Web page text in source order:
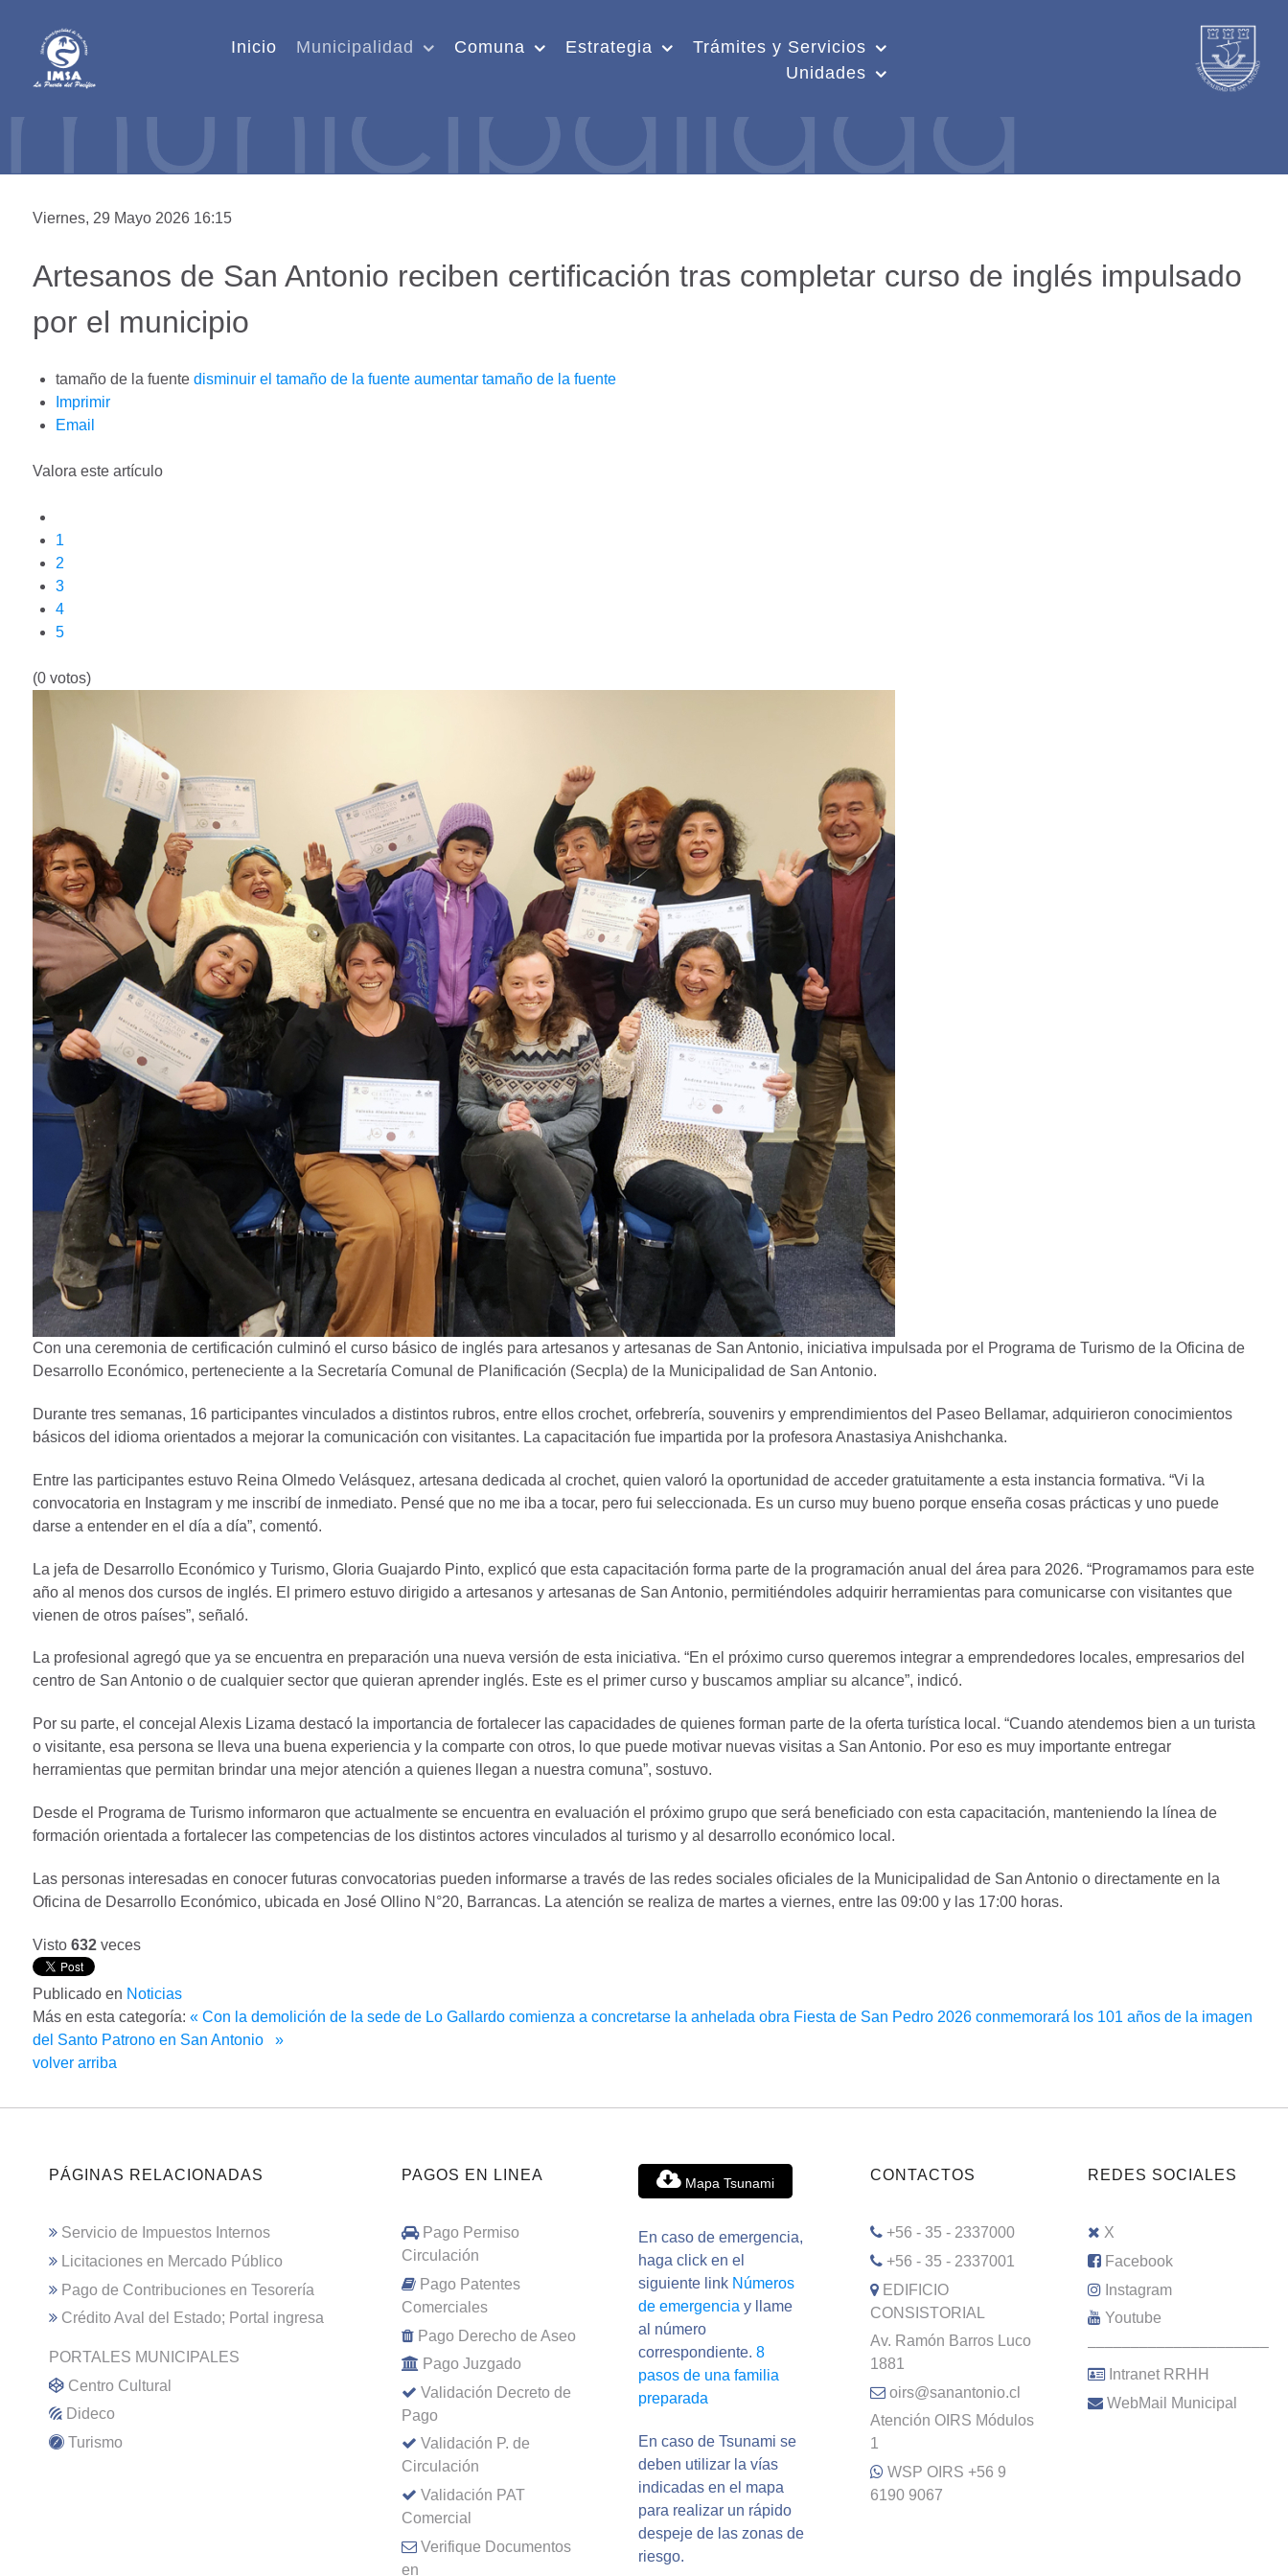
Inicio Municipalidad Comuna Estrategia
Trámites y Servicios
Unidades
Viernes, 29 Mayo 2026 16:15
Artesanos de San Antonio reciben certificación tras completar curso de inglés impulsado
por el municipio
tamaño de la fuente disminuir el tamaño de la fuente aumentar tamaño de la fuente
Imprimir
Email
Valora este artículo
1
2
3
4
5
(0 votos)
Con una ceremonia de certificación culminó el curso básico de inglés para artesanos y artesanas de San Antonio, iniciativa impulsada por el Programa de Turismo de la Oficina de
Desarrollo Económico, perteneciente a la Secretaría Comunal de Planificación (Secpla) de la Municipalidad de San Antonio.
Durante tres semanas, 16 participantes vinculados a distintos rubros, entre ellos crochet, orfebrería, souvenirs y emprendimientos del Paseo Bellamar, adquirieron conocimientos
básicos del idioma orientados a mejorar la comunicación con visitantes. La capacitación fue impartida por la profesora Anastasiya Anishchanka.
Entre las participantes estuvo Reina Olmedo Velásquez, artesana dedicada al crochet, quien valoró la oportunidad de acceder gratuitamente a esta instancia formativa. “Vi la
convocatoria en Instagram y me inscribí de inmediato. Pensé que no me iba a tocar, pero fui seleccionada. Es un curso muy bueno porque enseña cosas prácticas y uno puede
darse a entender en el día a día”, comentó.
La jefa de Desarrollo Económico y Turismo, Gloria Guajardo Pinto, explicó que esta capacitación forma parte de la programación anual del área para 2026. “Programamos para este
año al menos dos cursos de inglés. El primero estuvo dirigido a artesanos y artesanas de San Antonio, permitiéndoles adquirir herramientas para comunicarse con visitantes que
vienen de otros países”, señaló.
La profesional agregó que ya se encuentra en preparación una nueva versión de esta iniciativa. “En el próximo curso queremos integrar a emprendedores locales, empresarios del
centro de San Antonio o de cualquier sector que quieran aprender inglés. Este es el primer curso y buscamos ampliar su alcance”, indicó.
Por su parte, el concejal Alexis Lizama destacó la importancia de fortalecer las capacidades de quienes forman parte de la oferta turística local. “Cuando atendemos bien a un turista
o visitante, esa persona se lleva una buena experiencia y la comparte con otros, lo que puede motivar nuevas visitas a San Antonio. Por eso es muy importante entregar
herramientas que permitan brindar una mejor atención a quienes llegan a nuestra comuna”, sostuvo.
Desde el Programa de Turismo informaron que actualmente se encuentra en evaluación el próximo grupo que será beneficiado con esta capacitación, manteniendo la línea de
formación orientada a fortalecer las competencias de los distintos actores vinculados al turismo y al desarrollo económico local.
Las personas interesadas en conocer futuras convocatorias pueden informarse a través de las redes sociales oficiales de la Municipalidad de San Antonio o directamente en la
Oficina de Desarrollo Económico, ubicada en José Ollino N°20, Barrancas. La atención se realiza de martes a viernes, entre las 09:00 y las 17:00 horas.
Visto 632 veces
Publicado en Noticias
Más en esta categoría: « Con la demolición de la sede de Lo Gallardo comienza a concretarse la anhelada obra Fiesta de San Pedro 2026 conmemorará los 101 años de la imagen
del Santo Patrono en San Antonio »
volver arriba
PÁGINAS RELACIONADAS
Servicio de Impuestos Internos
Licitaciones en Mercado Público
Pago de Contribuciones en Tesorería
Crédito Aval del Estado; Portal ingresa
PORTALES MUNICIPALES
Centro Cultural
Dideco
Turismo
PAGOS EN LINEA
Pago Permiso
Circulación
Pago Patentes
Comerciales
Pago Derecho de Aseo
Pago Juzgado
Validación Decreto de
Pago
Validación P. de
Circulación
Validación PAT
Comercial
Verifique Documentos
en
Mapa Tsunami
En caso de emergencia,
haga click en el
siguiente link Números
de emergencia y llame
al número
correspondiente. 8
pasos de una familia
preparada
En caso de Tsunami se
deben utilizar la vías
indicadas en el mapa
para realizar un rápido
despeje de las zonas de
riesgo.
CONTACTOS
+56 - 35 - 2337000
+56 - 35 - 2337001
EDIFICIO
CONSISTORIAL
Av. Ramón Barros Luco
1881
oirs@sanantonio.cl
Atención OIRS Módulos
1
WSP OIRS +56 9
6190 9067
REDES SOCIALES
X
Facebook
Instagram
Youtube
–––––––––––––––––––––
Intranet RRHH
WebMail Municipal